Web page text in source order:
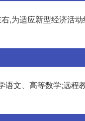
,为适应新型经济活
文、高等数学;远